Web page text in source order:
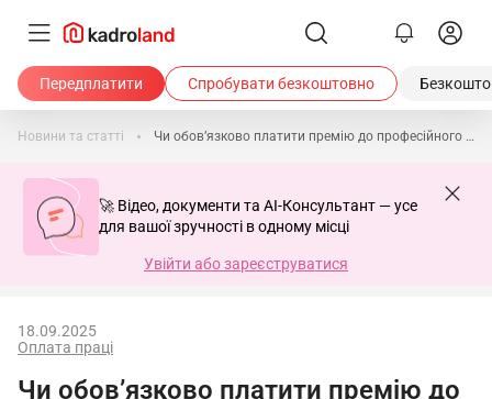
Передплатити Спробувати безкоштовно
Новини та статті Чи обов’язково платити премію до професійного свята
🚀 Відео, документи та AI-Консультант — усе
для вашої зручності в одному місці
Увійти або зареєструватися
Оплата праці
18.09.2025
Чи обов’язково платити премію до